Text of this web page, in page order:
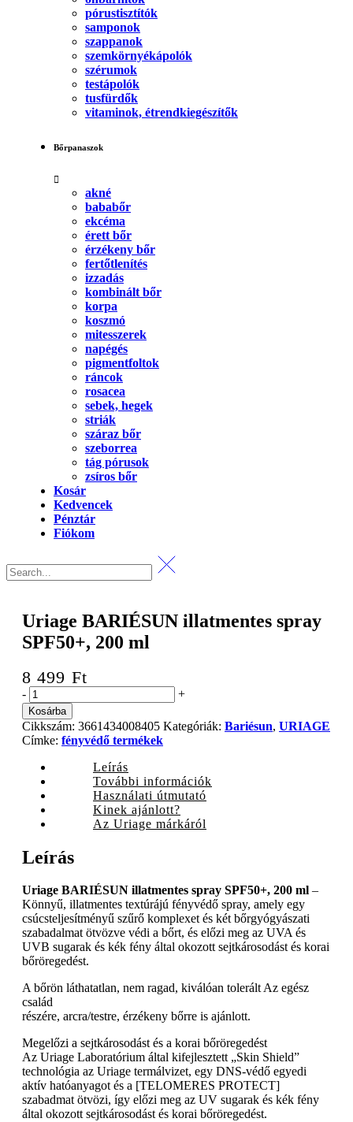
pórustisztítók
samponok
szappanok
szemkörnyékápolók
szérumok
testápolók
tusfürdők
vitaminok, étrendkiegészítők
Bőrpanaszok
akné
bababőr
ekcéma
érett bőr
érzékeny bőr
fertőtlenítés
izzadás
kombinált bőr
korpa
koszmó
mitesszerek
napégés
pigmentfoltok
ráncok
rosacea
sebek, hegek
striák
száraz bőr
szeborrea
tág pórusok
zsíros bőr
Kosár
Kedvencek
Pénztár
Fiókom
Uriage BARIÉSUN illatmentes spray
SPF50+, 200 ml
8 499 Ft
Uriage
BARIÉSUN
illatmentes
spray
SPF50+,
quantity
- +
Kosárba
Cikkszám: 3661434008405 Kategóriák: Bariésun, URIAGE
Címke: fényvédő termékek
Leírás
További információk
Használati útmutató
Kinek ajánlott?
Az Uriage márkáról
Leírás
Uriage BARIÉSUN illatmentes spray SPF50+, 200 ml –
Könnyű, illatmentes textúrájú fényvédő spray, amely egy
csúcsteljesítményű szűrő komplexet és két bőrgyógyászati
szabadalmat ötvözve védi a bőrt, és előzi meg az UVA és
UVB sugarak és kék fény által okozott sejtkárosodást és korai
bőröregedést.
A bőrön láthatatlan, nem ragad, kiválóan tolerált Az egész
család
részére, arcra/testre, érzékeny bőrre is ajánlott.
Megelőzi a sejtkárosodást és a korai bőröregedést
Az Uriage Laboratórium által kifejlesztett „Skin Shield”
technológia az Uriage termálvizet, egy DNS-védő egyedi
aktív hatóanyagot és a [TELOMERES PROTECT]
szabadmat ötvözi, így előzi meg az UV sugarak és kék fény
által okozott sejtkárosodást és korai bőröregedést.